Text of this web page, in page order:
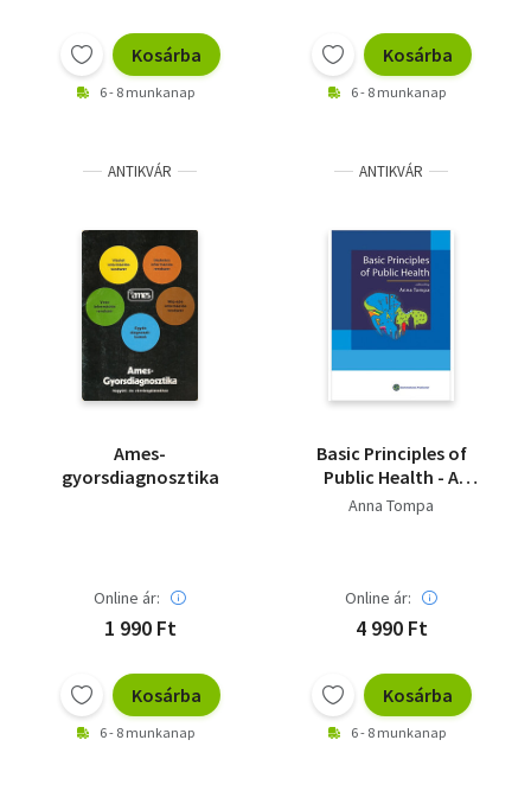
Kosárba
6 - 8 munkanap
Kosárba
6 - 8 munkanap
ANTIKVÁR
Ames-
gyorsdiagnosztika
Online ár:
1 990 Ft
Kosárba
6 - 8 munkanap
ANTIKVÁR
Basic Principles of
Public Health - A
közegészségügy
Anna Tompa
Online ár:
4 990 Ft
Kosárba
6 - 8 munkanap